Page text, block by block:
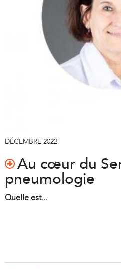
DÉCEMBRE 2022
Au cœur du
pneumologie
Quelle est...